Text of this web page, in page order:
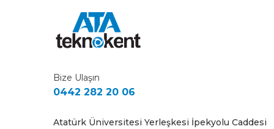
Bize Ulaşın
0442 282 20 06
Atatürk Üniversitesi Yerleşkesi İpekyolu Caddesi